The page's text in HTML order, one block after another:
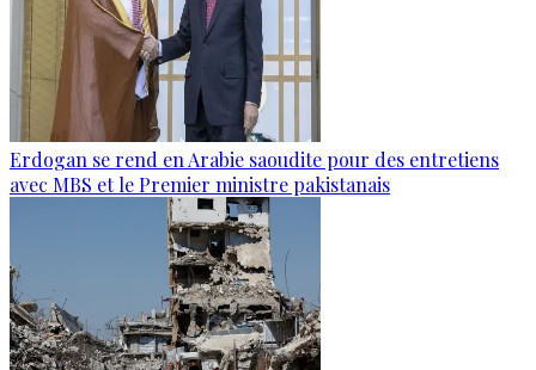
Erdogan se rend en Arabie saoudite pour des entretiens
avec MBS et le Premier ministre pakistanais